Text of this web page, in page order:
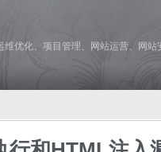
维优化、项目管理、网站运营、网